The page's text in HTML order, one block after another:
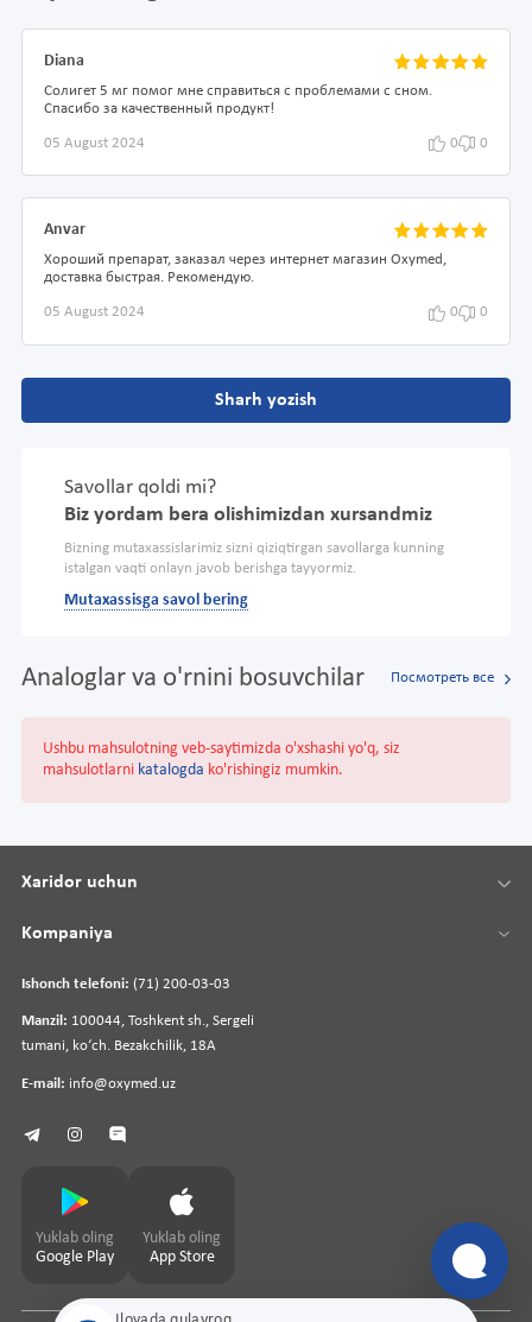
Diana
Солигет 5 мг помог мне справиться с проблемами с сном.
Спасибо за качественный продукт!
05 August 2024 0 0
Anvar
Хороший препарат, заказал через интернет магазин Oxymed,
доставка быстрая. Рекомендую.
05 August 2024 0 0
Sharh yozish
Savollar qoldi mi?
Biz yordam bera olishimizdan xursandmiz
Bizning mutaxassislarimiz sizni qiziqtirgan savollarga kunning
istalgan vaqti onlayn javob berishga tayyormiz.
Mutaxassisga savol bering
Analoglar va o'rnini bosuvchilar Посмотреть все
Ushbu mahsulotning veb-saytimizda o'xshashi yo'q, siz
mahsulotlarni katalogda ko'rishingiz mumkin.
Ishonch telefoni: (71) 200-03-03
Manzil: 100044, Toshkent sh., Sergeli
tumani, koʻch. Bezakchilik, 18A
E-mail: info@oxymed.uz
Xaridor uchun
Kompaniya
Yuklab oling
Google Play
Yuklab oling
App Store